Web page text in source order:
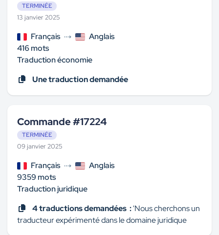
TERMINÉE
13 janvier 2025
Français
Anglais
416 mots
Traduction économie
Une traduction demandée
Commande #17224
TERMINÉE
09 janvier 2025
Français
Anglais
9359 mots
Traduction juridique
4 traductions demandées :'Nous cherchons un
traducteur expérimenté dans le domaine juridique